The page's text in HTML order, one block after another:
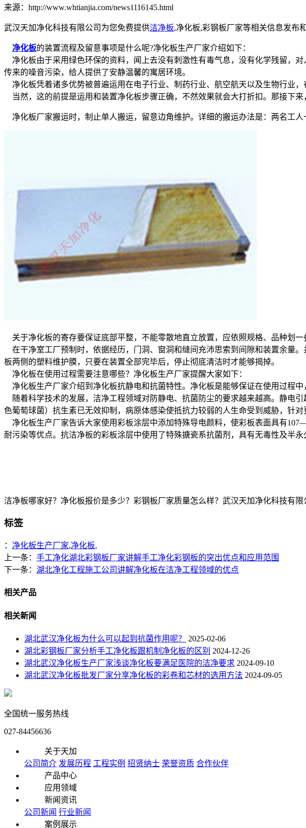
来源：http://www.whtianjia.com/news1116145.html
武汉天加净化科技有限公司为您免费提供洁净板,净化板,彩钢板厂家等相关信息发布
净化板的装置流程及留意事项是什么呢?净化板生产厂家介绍如下：
净化板由于采用绿色环保的资料，闻上去没有刺激性有毒气息，没有化学残留，
传来的噪音污染，给人提供了安静温馨的寓居环境。
净化板凭着诸多优势被普遍运用在电子行业、制药行业、航空航天以及生物行业，
当然，这的前提是运用和装置净化板步骤正确，不然效果就会大打折扣。那接下
净化板厂家搬运时，制止单人搬运，留意边角维护。详细的搬运办法是：两名工
关于净化板的寄存要保证底部平整，不能零散地直立放置，应依照规格、品种划
在干净室工厂预制时，依据经历，门洞、窗洞和缝间充沛思索到间隙和装置余量
板两侧的塑料维护膜，只要在装置全部完毕后，停止彻底清洁时才能够揭掉。
净化板在使用过程需要注意哪些？净化板生产厂家提醒大家如下：
净化板生产厂家介绍到净化板抗静电和抗菌特性。净化板是能够保证在使用过程
随着科学技术的发展，洁净工程领域对防静电、抗菌防尘的要求越来越高。静电
色葡萄球菌）抗生素已无效抑制，病原体感染使抵抗力较弱的人生命受到威胁，针
净化板生产厂家告诉大家使用彩板涂层中添加特殊导电颜料，使彩板表面具有
耐污染等优点。抗洁净板的彩板涂层中使用了特殊搪瓷系抗菌剂，具有无毒性及半永
洁净板哪家好？净化板报价是多少？彩钢板厂家质量怎么样？武汉天加净化科技有
标签
： 净化板生产厂家,净化板,
上一条： 手工净化湖北彩钢板厂家讲解手工净化彩钢板的突出优点和应用范围
下一条： 湖北净化工程施工公司讲解净化板在洁净工程领域的优点
相关产品
相关新闻
湖北武汉净化板为什么可以起到抗菌作用呢？
2025-02-06
湖北彩钢板厂家分析手工净化板跟机制净化板的区别 2024-12-26
湖北武汉净化板生产厂家浅谈净化板要满足医院的洁净要求 2024-09-10
湖北武汉净化板批发厂家分享净化板的彩卷和芯材的选用方法 2024-09-05
全国统一服务热线
027-84456636
关于天加
公司简介 发展历程 工程实例 招贤纳士 荣誉资质 合作伙伴
产品中心
应用领域
新闻资讯
公司新闻 行业新闻
案例展示